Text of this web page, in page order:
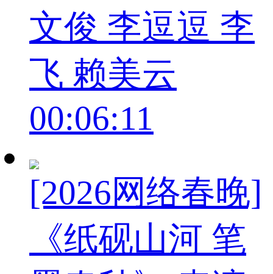
文俊 李逗逗 李
飞 赖美云
00:06:11
[2026网络春晚]
《纸砚山河 笔